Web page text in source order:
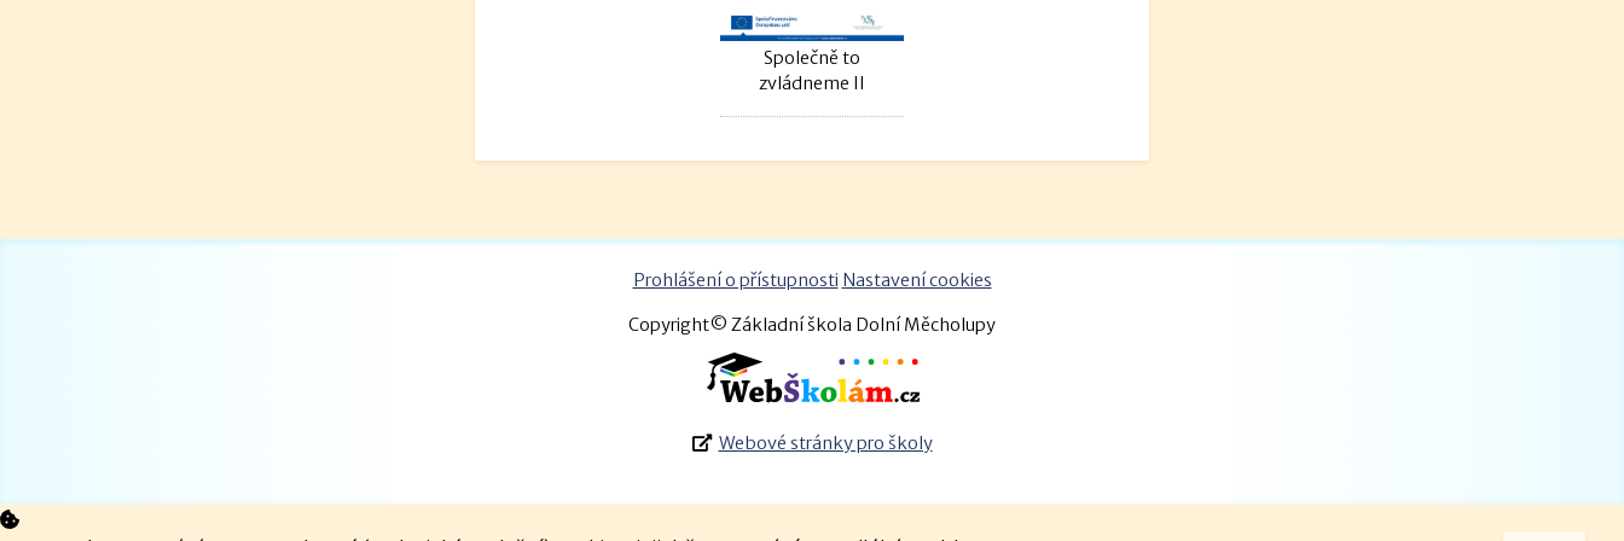
Společně to
zvládneme II
Prohlášení o přístupnosti Nastavení cookies
Copyright© Základní škola Dolní Měcholupy
Webové stránky pro školy